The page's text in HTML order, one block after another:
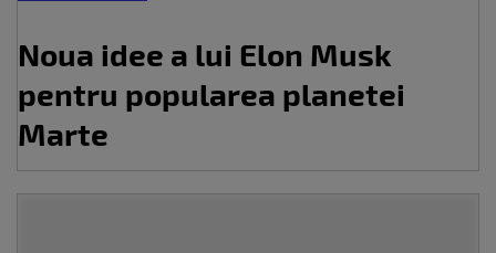
Noua idee a lui Elon Musk
pentru popularea planetei
Marte